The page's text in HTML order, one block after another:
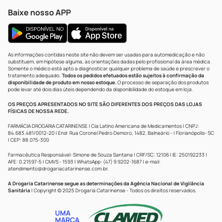
Baixe nosso APP
As informações contidas neste site não devem ser usadas para automedicação e não
substituem, em hipótese alguma, as orientações dadas pelo profissional da área médica.
Somente o médico está apto a diagnosticar qualquer problema de saúde e prescrever o
tratamento adequado. Todos os pedidos efetuados estão sujeitos à confirmação da
disponibilidade de produto em nosso estoque.O processo de separação dos produtos
pode levar até dois dias úteis dependendo da disponibilidade do estoque em loja.
OS PREÇOS APRESENTADOS NO SITE SÃO DIFERENTES DOS PREÇOS DAS LOJAS
FÍSICAS DE NOSSA REDE.
FARMÁCIA DROGARIA CATARINENSE | Cia Latino Americana de Medicamentos | CNPJ:
84.683.481/0012-20 | End: Rua Coronel Pedro Demoro, 1482, Balneário - | Florianópolis- SC
| CEP: 88.075-300
Farmacêutica Responsável: Simone de Souza Santana | CRF/SC: 12106 | IE: 250192233 |
AFE: 0.21597-5 | CMVS - 1593 | WhatsApp: (47) 9 9202-1687 | e-mail:
atendimento@drogariacatarinense.com.br.
A Drogaria Catarinense segue as determinações da Agência Nacional de Vigilância
Sanitária | Copyright © 2025 Drogaria Catarinense - Todos os direitos reservados.
UMA
MARCA